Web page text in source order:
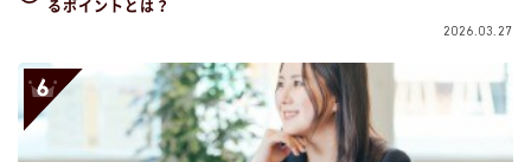
るポイントとは？
2026.03.27